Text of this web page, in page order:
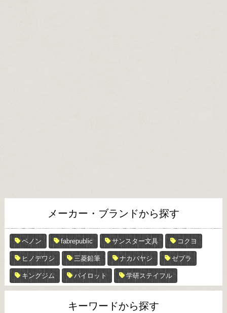
メーカー・ブランドから探す
ペノン fabrepublic サンスター文具 コクヨ
ヒノデワシ 三菱鉛筆 ナカバヤシ ゼブラ
キングジム パイロット 学研ステイフル
キーワードから探す